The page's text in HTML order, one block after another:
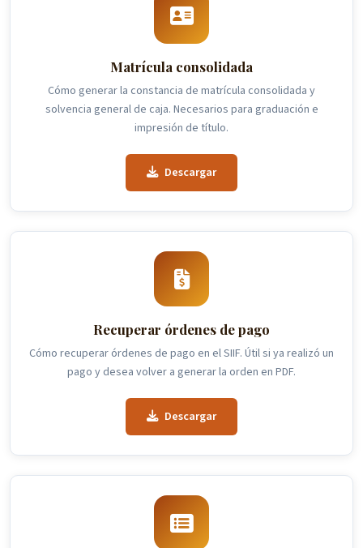
Matrícula consolidada
Cómo generar la constancia de matrícula consolidada y
solvencia general de caja. Necesarios para graduación e
impresión de título.
Descargar
Recuperar órdenes de pago
Cómo recuperar órdenes de pago en el SIIF. Útil si ya realizó un
pago y desea volver a generar la orden en PDF.
Descargar